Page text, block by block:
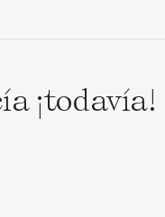
¡todavía!